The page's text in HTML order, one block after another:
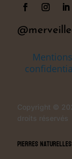
Copyright ©
droits réservés
Pierres Naturelles